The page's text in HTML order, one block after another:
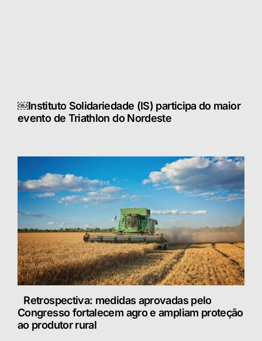
￼Instituto Solidariedade (IS) participa do maior
evento de Triathlon do Nordeste
Retrospectiva: medidas aprovadas pelo
Congresso fortalecem agro e ampliam proteção
ao produtor rural